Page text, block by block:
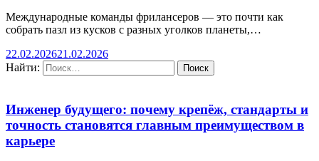
Международные команды фрилансеров — это почти как
собрать пазл из кусков с разных уголков планеты,…
22.02.202621.02.2026
Найти:
Инженер будущего: почему крепёж, стандарты и
точность становятся главным преимуществом в
карьере